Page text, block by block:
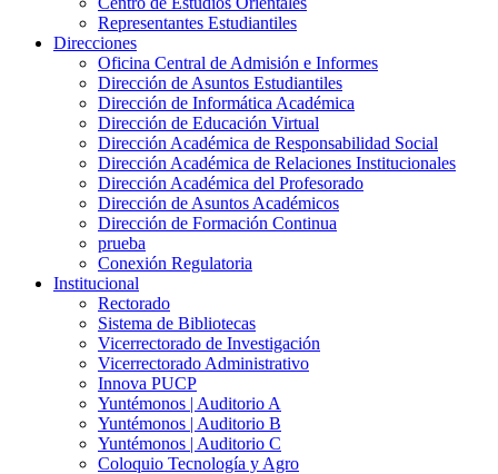
Representantes Estudiantiles
Direcciones
Oficina Central de Admisión e Informes
Dirección de Asuntos Estudiantiles
Dirección de Informática Académica
Dirección de Educación Virtual
Dirección Académica de Responsabilidad Social
Dirección Académica de Relaciones Institucionales
Dirección Académica del Profesorado
Dirección de Asuntos Académicos
Dirección de Formación Continua
prueba
Conexión Regulatoria
Institucional
Rectorado
Sistema de Bibliotecas
Vicerrectorado de Investigación
Vicerrectorado Administrativo
Innova PUCP
Yuntémonos | Auditorio A
Yuntémonos | Auditorio B
Yuntémonos | Auditorio C
Coloquio Tecnología y Agro